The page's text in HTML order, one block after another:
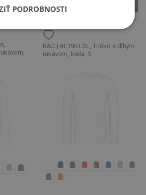
5.44 € s DPH
B&C | #E190 LSL, Tričko s dlhým
rukávom, biela, S
PODROBNOSTI